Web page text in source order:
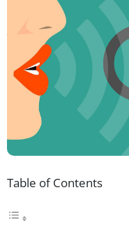
Table of Contents